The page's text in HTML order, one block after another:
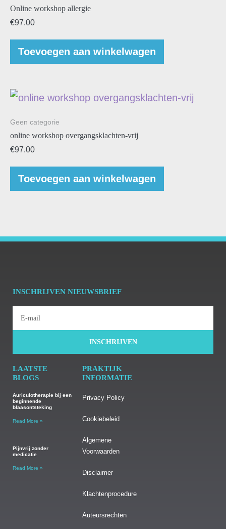
Online workshop allergie
€97.00
Toevoegen aan winkelwagen
Geen categorie
online workshop overgangsklachten-vrij
€97.00
Toevoegen aan winkelwagen
INSCHRIJVEN NIEUWSBRIEF
INSCHRIJVEN
LAATSTE
BLOGS
Auriculotherapie bij een
beginnende
blaasontsteking
Read More »
Pijnvrij zonder
medicatie
Read More »
PRAKTIJK
INFORMATIE
Privacy Policy
Cookiebeleid
Algemene
Voorwaarden
Disclaimer
Klachtenprocedure
Auteursrechten